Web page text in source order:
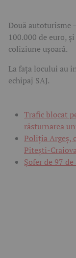
Două autoturisme
100.000 de euro,
coliziune ușoară.
La fața locului au
echipaj SAJ.
Trafic blocat
răsturnarea
Poliția Argeș,
Pitești-Craiova
Șofer de 97